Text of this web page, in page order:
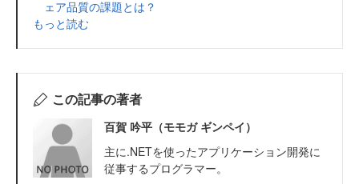
ェア品質の課題とは？
もっと読む
この記事の著者
百賀 吟平（モモガ ギンペイ）
主に.NETを使ったアプリケーション開発に
従事するプログラマー。